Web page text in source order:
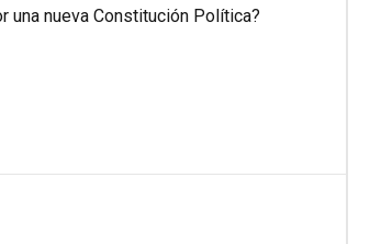
una nueva Constitución Política?